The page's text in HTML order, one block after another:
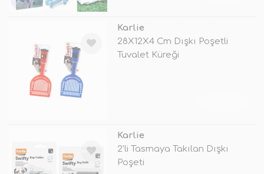
Karlie
28X12X4 Cm Dışkı Poşetli
Tuvalet Küreği
Karlie
2'li Tasmaya Takılan Dışkı
Poşeti